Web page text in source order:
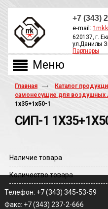
+7 (343)
e-mail:
620137, г.
ул.Данилы
Партнеры
Главная Каталог
самонесущие для воздушных
1х35+1х50-1
СИП-1
Наличие товара
Количество товара
Телефон: +7 (343) 345-53-59
Факс: +7 (343) 237-2-666